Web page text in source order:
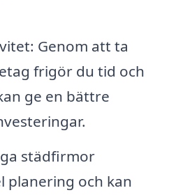
Genom att ta
frigör du tid och
ge en bättre
städfirmor
planering och kan